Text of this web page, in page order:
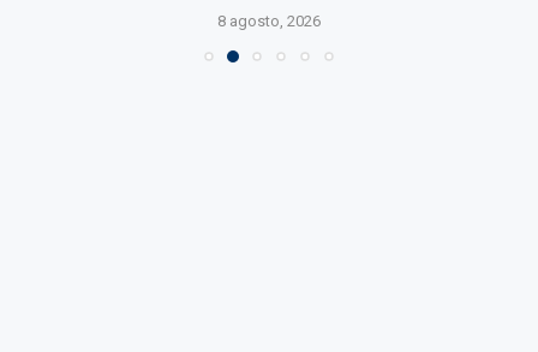
8 agosto, 2026